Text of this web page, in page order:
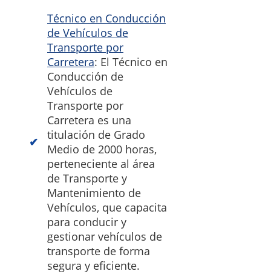
Técnico en Conducción
de Vehículos de
Transporte por
Carretera: El Técnico en
Conducción de
Vehículos de
Transporte por
Carretera es una
titulación de Grado
Medio de 2000 horas,
perteneciente al área
de Transporte y
Mantenimiento de
Vehículos, que capacita
para conducir y
gestionar vehículos de
transporte de forma
segura y eficiente.